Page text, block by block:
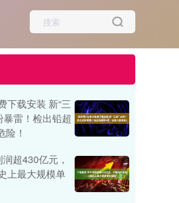
下载安装 新“三
暴雷！检出铅超
！
超430亿元，
上最大规模单